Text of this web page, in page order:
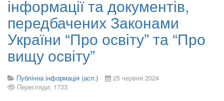
інформації та документів,
передбачених Законами
України “Про освіту” та “Про
вищу освіту”
Публічна інформація (асп.)
25 червня 2024
Перегляди: 1733